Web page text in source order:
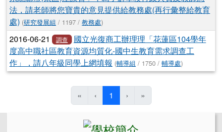
法，請老師將您寶貴的意見提供給教務處(再行彙整給教育
處) (研究發展組 / 1197 / 教務處)
2016-06-21 調查
國立光復商工辦理理「花蓮區104學年
度高中職社區教育資源均質化-國中生教育需求調查工
作」，請八年級同學上網填報 (輔導組 / 1750 / 輔導處)
« ‹ 1 (目前頁次)
› »